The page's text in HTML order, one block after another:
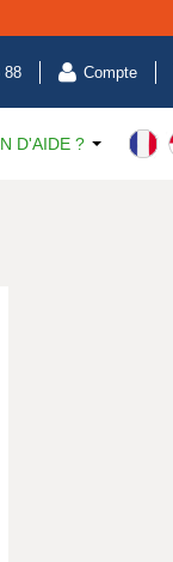
88 Compte
D'AIDE ?